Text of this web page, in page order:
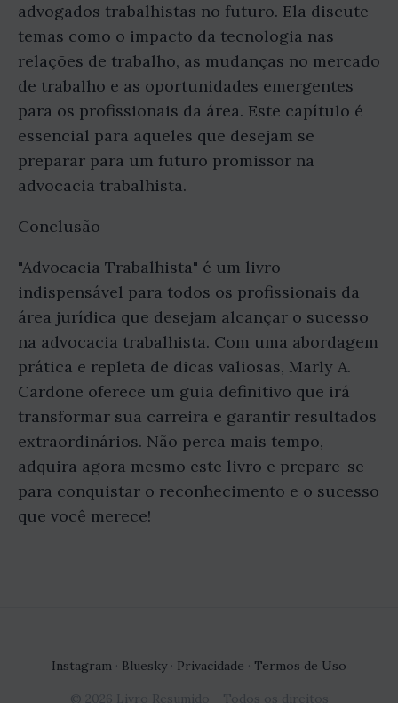
advogados trabalhistas no futuro. Ela discute
temas como o impacto da tecnologia nas
relações de trabalho, as mudanças no mercado
de trabalho e as oportunidades emergentes
para os profissionais da área. Este capítulo é
essencial para aqueles que desejam se
preparar para um futuro promissor na
advocacia trabalhista.
Conclusão
"Advocacia Trabalhista" é um livro
indispensável para todos os profissionais da
área jurídica que desejam alcançar o sucesso
na advocacia trabalhista. Com uma abordagem
prática e repleta de dicas valiosas, Marly A.
Cardone oferece um guia definitivo que irá
transformar sua carreira e garantir resultados
extraordinários. Não perca mais tempo,
adquira agora mesmo este livro e prepare-se
para conquistar o reconhecimento e o sucesso
que você merece!
Instagram · Bluesky· Privacidade · Termos de Uso
© 2026 Livro Resumido - Todos os direitos